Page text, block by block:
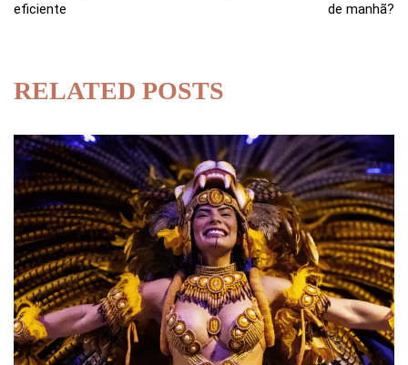
eficiente
de manhã?
RELATED POSTS